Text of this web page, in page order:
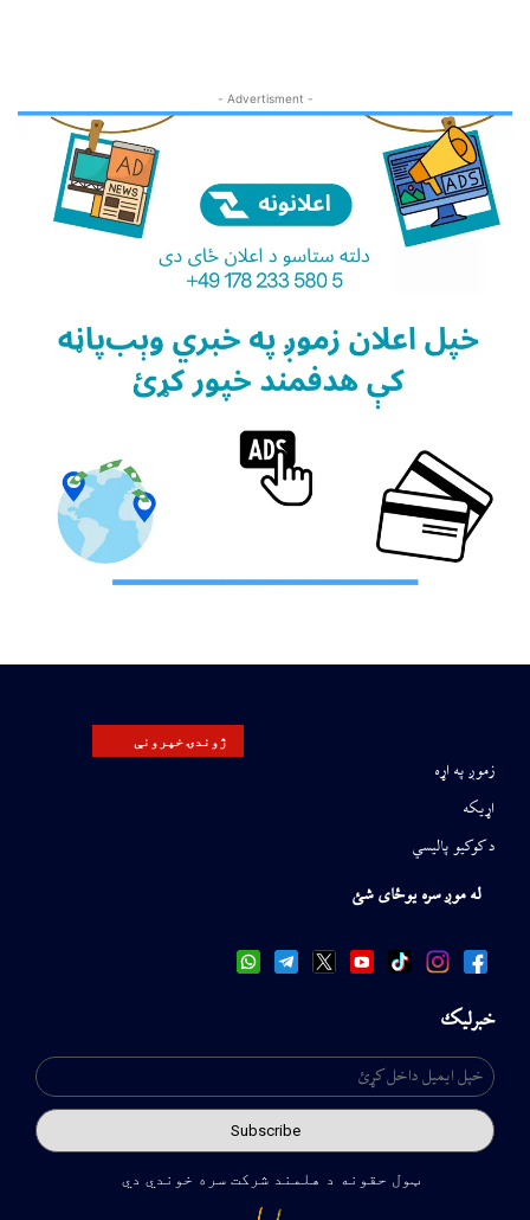
- Advertisment -
ژوندۍ خپرونې
زموږ په اړه
اړیکه
د کوکیو پالیسي
له موږ سره یوځای شئ
خبرلیک
ټول حقونه د هلمند شرکت سره خوندي دي